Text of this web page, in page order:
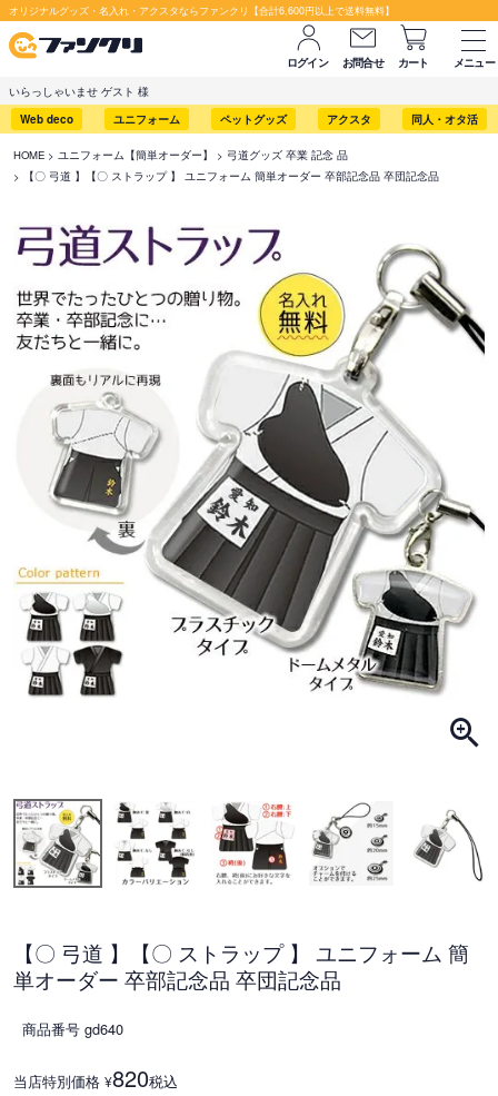
オリジナルグッズ・名入れ・アクスタならファンクリ【合計6,600円以上で送料無料】
ログイン お問合せ カート
メニュー
いらっしゃいませ ゲスト 様
Web deco
ユニフォーム ペットグッズ アクスタ 同人・オタ活
HOME ユニフォーム【簡単オーダー】
弓道グッズ 卒業 記念 品
【〇 弓道 】【〇 ストラップ 】 ユニフォーム 簡単オーダー 卒部記念品 卒団記念品
【〇 弓道 】【〇 ストラップ 】 ユニフォーム 簡
単オーダー 卒部記念品 卒団記念品
商品番号 gd640
当店特別価格 ¥820税込